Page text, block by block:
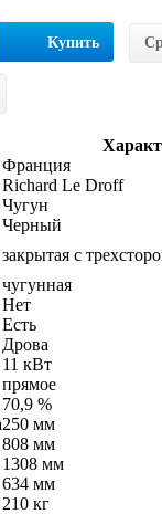
Купить
Франция
Richard Le Droff
Чугун
Черный
закрытая с
чугунная
Нет
Есть
Дрова
11 кВт
прямое
70,9 %
250 мм
808 мм
1308 мм
634 мм
210 кг